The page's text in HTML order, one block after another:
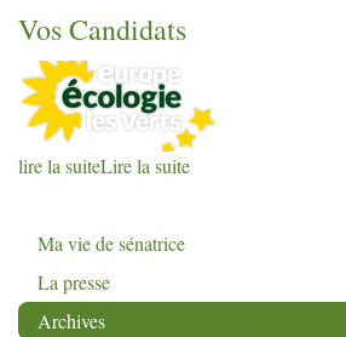
Vos Candidats
lire la suiteLire la suite
Ma vie de sénatrice
La presse
Archives